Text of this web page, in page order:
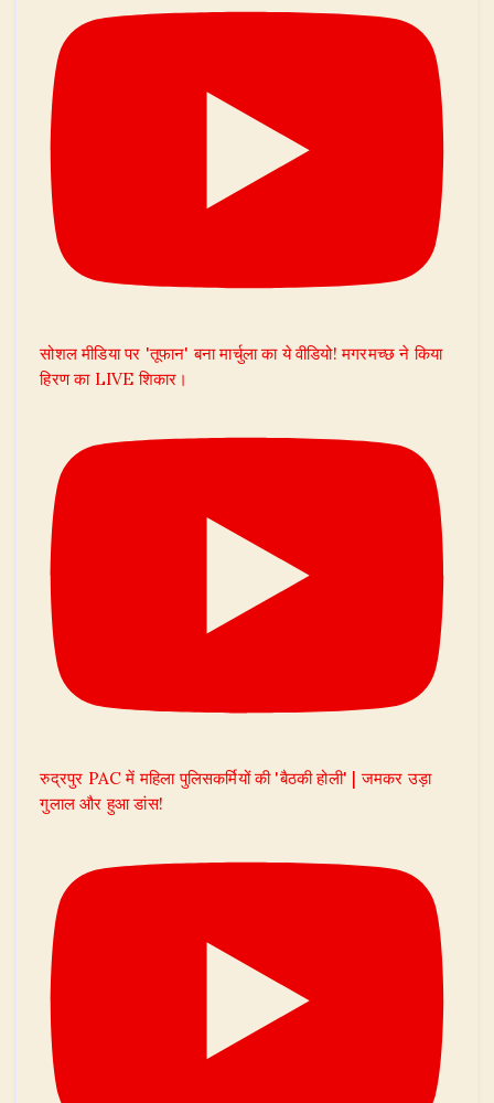
सोशल मीडिया पर 'तूफान' बना मार्चुला का ये वीडियो! मगरमच्छ ने किया
हिरण का LIVE शिकार।
रुद्रपुर PAC में महिला पुलिसकर्मियों की 'बैठकी होली' | जमकर उड़ा
गुलाल और हुआ डांस!